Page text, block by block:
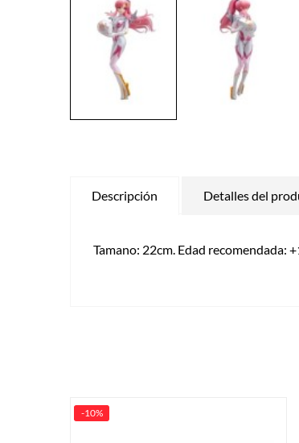
Descripción Detalles del
Tamano: 22cm. Edad recomendada:
-10%